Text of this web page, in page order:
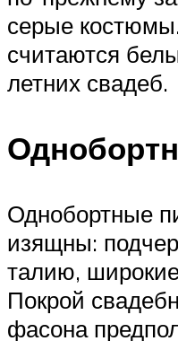
серые
считаются
летних свадеб.
Однобортные
изящны:
талию,
Покрой
фасона